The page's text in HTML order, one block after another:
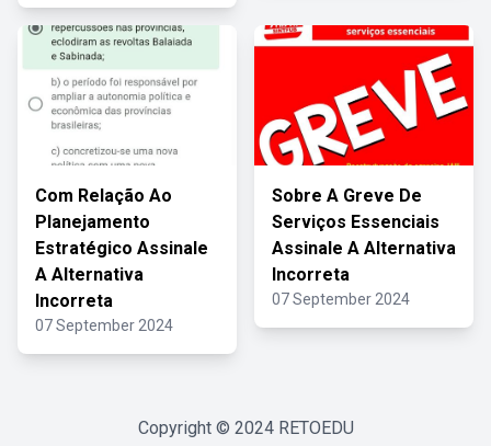
Com Relação Ao
Planejamento
Estratégico Assinale
A Alternativa
Incorreta
07 September 2024
Sobre A Greve De
Serviços Essenciais
Assinale A Alternativa
Incorreta
07 September 2024
Copyright © 2024 RETOEDU